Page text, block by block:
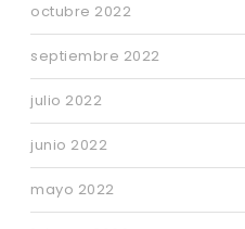
octubre 2022
septiembre 2022
julio 2022
junio 2022
mayo 2022